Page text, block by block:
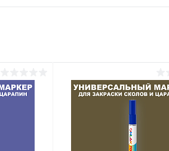
Цвет: